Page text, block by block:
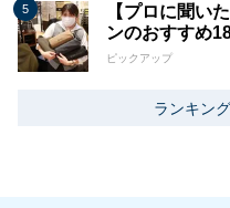
【プロに聞い
ンのおすすめ
ピックアップ
ランキン